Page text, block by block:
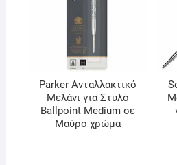
Parker Ανταλλακτικό
Μελάνι για Στυλό
Ballpoint Medium σε
Μαύρο χρώμα